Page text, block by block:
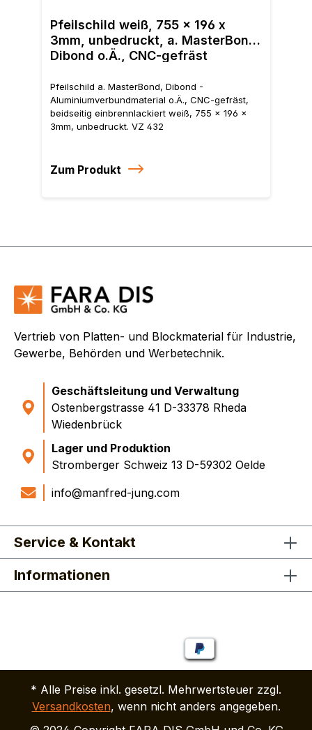
Pfeilschild weiß, 755 x 196 x
3mm, unbedruckt, a. MasterBond,
Dibond o.Ä., CNC-gefräst
Pfeilschild a. MasterBond, Dibond -
Aluminiumverbundmaterial o.Ä., CNC-gefräst,
beidseitig einbrennlackiert weiß, 755 x 196 x
3mm, unbedruckt. VZ 432
Zum Produkt
Vertrieb von Platten- und Blockmaterial für Industrie,
Gewerbe, Behörden und Werbetechnik.
Geschäftsleitung und Verwaltung
Ostenbergstrasse 41 D-33378 Rheda
Wiedenbrück
Lager und Produktion
Stromberger Schweiz 13 D-59302 Oelde
info@manfred-jung.com
Service & Kontakt
Informationen
* Alle Preise inkl. gesetzl. Mehrwertsteuer zzgl.
Versandkosten, wenn nicht anders angegeben.